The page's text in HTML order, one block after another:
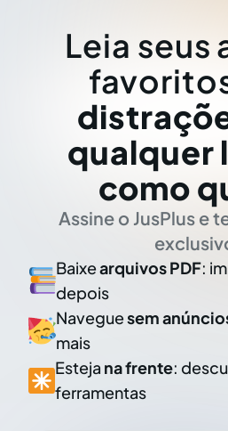
Leia seus
qualquer
como
Assine o JusPlus e
Baixearquivos PDF:
depois
Naveguesem
mais
Esteja na frente:
ferramentas